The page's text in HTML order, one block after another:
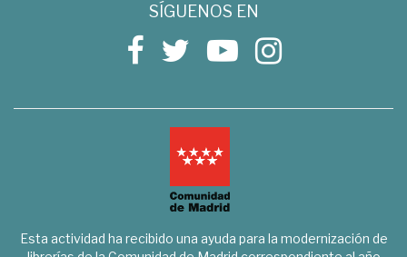
SÍGUENOS EN
Esta actividad ha recibido una ayuda para la modernización de